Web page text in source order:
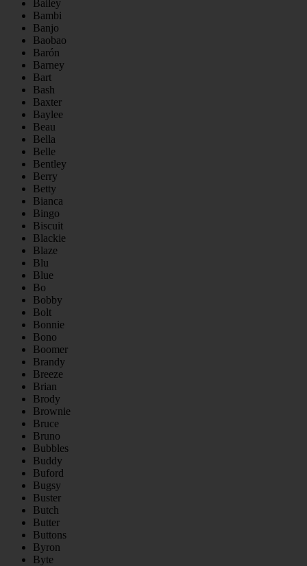
Bailey
Bambi
Banjo
Baobao
Barón
Barney
Bart
Bash
Baxter
Baylee
Beau
Bella
Belle
Bentley
Berry
Betty
Bianca
Bingo
Biscuit
Blackie
Blaze
Blu
Blue
Bo
Bobby
Bolt
Bonnie
Bono
Boomer
Brandy
Breeze
Brian
Brody
Brownie
Bruce
Bruno
Bubbles
Buddy
Buford
Bugsy
Buster
Butch
Butter
Buttons
Byron
Byte